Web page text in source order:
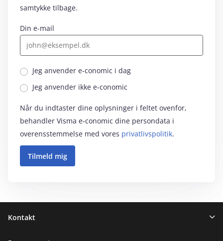
samtykke tilbage.
Din e-mail
Jeg anvender e‑conomic i dag
Jeg anvender ikke e‑conomic
Når du indtaster dine oplysninger i feltet ovenfor,
behandler Visma e‑conomic dine persondata i
overensstemmelse med vores privatlivspolitik.
Sidefod
Kontakt